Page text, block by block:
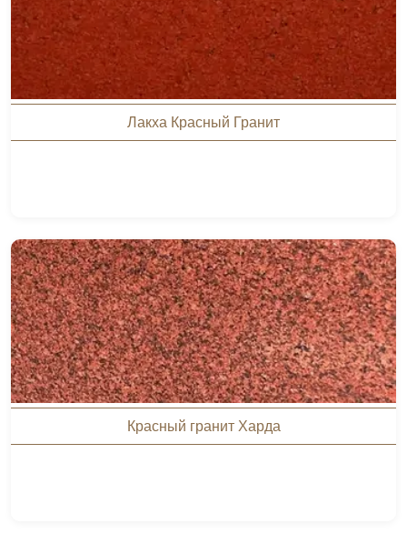
Лакха Красный Гранит
Красный гранит Харда